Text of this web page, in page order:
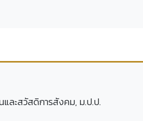
และสวัสดิการสังคม, ม.ป.ป.